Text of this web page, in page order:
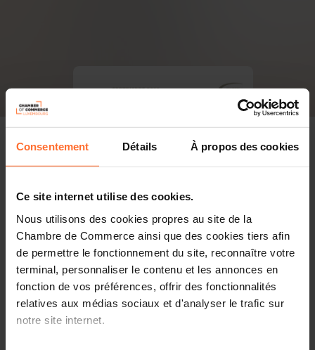
Consentement Détails À propos des cookies
Ce site internet utilise des cookies.
Nous utilisons des cookies propres au site de la
Chambre de Commerce ainsi que des cookies tiers afin
de permettre le fonctionnement du site, reconnaître votre
terminal, personnaliser le contenu et les annonces en
fonction de vos préférences, offrir des fonctionnalités
relatives aux médias sociaux et d'analyser le trafic sur
notre site internet.